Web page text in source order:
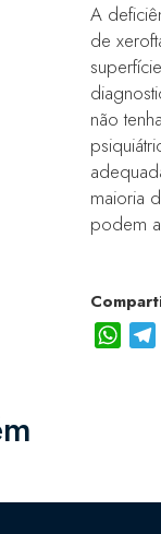
A
de
não
maioria
podem